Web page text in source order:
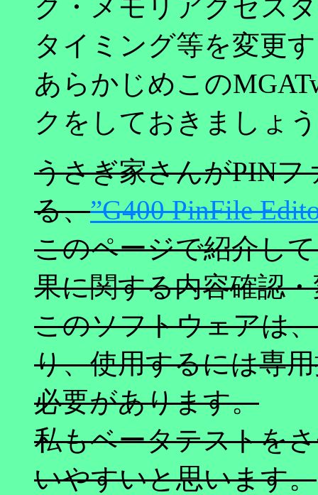
ク・メモリアクセス
タイミング等を変更
あらかじめこの
クをしておきましょ
うさぎ家さんがPIN
る、”G400 PinFile
このページで紹介し
果に関する内容確認
このソフトウェアは
り、使用するには専
必要があります。
私もベータテストを
いやすいと思います。